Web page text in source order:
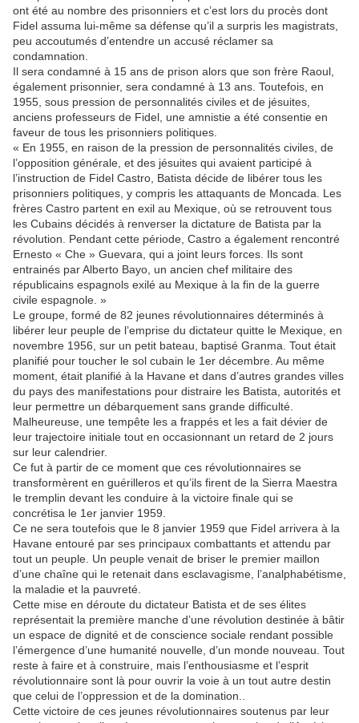
ont été au nombre des prisonniers et c’est lors du procès dont
Fidel assuma lui-même sa défense qu’il a surpris les magistrats,
peu accoutumés d’entendre un accusé réclamer sa
condamnation.
Il sera condamné à 15 ans de prison alors que son frère Raoul,
également prisonnier, sera condamné à 13 ans. Toutefois, en
1955, sous pression de personnalités civiles et de jésuites,
anciens professeurs de Fidel, une amnistie a été consentie en
faveur de tous les prisonniers politiques.
« En 1955, en raison de la pression de personnalités civiles, de
l’opposition générale, et des jésuites qui avaient participé à
l’instruction de Fidel Castro, Batista décide de libérer tous les
prisonniers politiques, y compris les attaquants de Moncada. Les
frères Castro partent en exil au Mexique, où se retrouvent tous
les Cubains décidés à renverser la dictature de Batista par la
révolution. Pendant cette période, Castro a également rencontré
Ernesto « Che » Guevara, qui a joint leurs forces. Ils sont
entrainés par Alberto Bayo, un ancien chef militaire des
républicains espagnols exilé au Mexique à la fin de la guerre
civile espagnole. »
Le groupe, formé de 82 jeunes révolutionnaires déterminés à
libérer leur peuple de l’emprise du dictateur quitte le Mexique, en
novembre 1956, sur un petit bateau, baptisé Granma. Tout était
planifié pour toucher le sol cubain le 1er décembre. Au même
moment, était planifié à la Havane et dans d’autres grandes villes
du pays des manifestations pour distraire les Batista, autorités et
leur permettre un débarquement sans grande difficulté.
Malheureuse, une tempête les a frappés et les a fait dévier de
leur trajectoire initiale tout en occasionnant un retard de 2 jours
sur leur calendrier.
Ce fut à partir de ce moment que ces révolutionnaires se
transformèrent en guérilleros et qu’ils firent de la Sierra Maestra
le tremplin devant les conduire à la victoire finale qui se
concrétisa le 1er janvier 1959.
Ce ne sera toutefois que le 8 janvier 1959 que Fidel arrivera à la
Havane entouré par ses principaux combattants et attendu par
tout un peuple. Un peuple venait de briser le premier maillon
d’une chaîne qui le retenait dans esclavagisme, l’analphabétisme,
la maladie et la pauvreté.
Cette mise en déroute du dictateur Batista et de ses élites
représentait la première manche d’une révolution destinée à bâtir
un espace de dignité et de conscience sociale rendant possible
l’émergence d’une humanité nouvelle, d’un monde nouveau. Tout
reste à faire et à construire, mais l’enthousiasme et l’esprit
révolutionnaire sont là pour ouvrir la voie à un tout autre destin
que celui de l’oppression et de la domination..
Cette victoire de ces jeunes révolutionnaires soutenus par leur